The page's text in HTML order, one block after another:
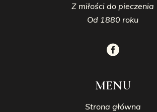
Z miłości do pieczenia
Od 1880 roku
MENU
Strona główna